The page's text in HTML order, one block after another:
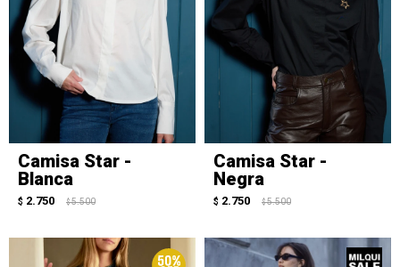
Camisa Star -
Blanca
$ 2.750 $ 5.500
Camisa Star -
Negra
$ 2.750 $ 5.500